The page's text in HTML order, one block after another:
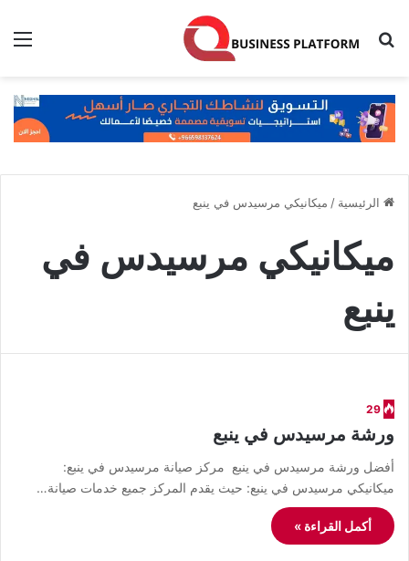
بحث عن
الرئيسية / ميكانيكي مرسيدس في ينبع
ميكانيكي مرسيدس في
ينبع
29
ورشة مرسيدس في ينبع
أفضل ورشة مرسيدس في ينبع مركز صيانة مرسيدس في ينبع:
ميكانيكي مرسيدس في ينبع: حيث يقدم المركز جميع خدمات صيانة…
أكمل القراءة »